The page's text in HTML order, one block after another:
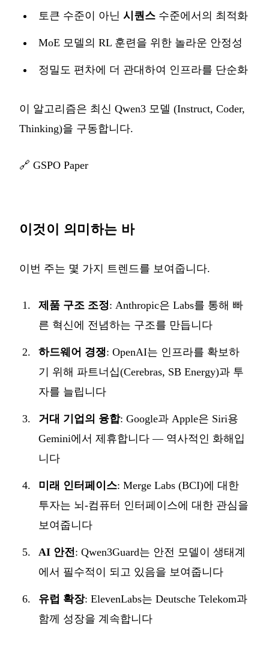
토큰 수준이 아닌 시퀀스 수준에서의 최적화
MoE 모델의 RL 훈련을 위한 놀라운 안정성
정밀도 편차에 더 관대하여 인프라를 단순화
이 알고리즘은 최신 Qwen3 모델 (Instruct, Coder,
Thinking)을 구동합니다.
🔗 GSPO Paper
이것이 의미하는 바
이번 주는 몇 가지 트렌드를 보여줍니다.
제품 구조 조정: Anthropic은 Labs를 통해 빠
른 혁신에 전념하는 구조를 만듭니다
하드웨어 경쟁: OpenAI는 인프라를 확보하
기 위해 파트너십(Cerebras, SB Energy)과 투
자를 늘립니다
거대 기업의 융합: Google과 Apple은 Siri용
Gemini에서 제휴합니다 — 역사적인 화해입
니다
미래 인터페이스: Merge Labs (BCI)에 대한
투자는 뇌-컴퓨터 인터페이스에 대한 관심을
보여줍니다
AI 안전 : Qwen3Guard는 안전 모델이 생태계
에서 필수적이 되고 있음을 보여줍니다
유럽 확장: ElevenLabs는 Deutsche Telekom과
함께 성장을 계속합니다